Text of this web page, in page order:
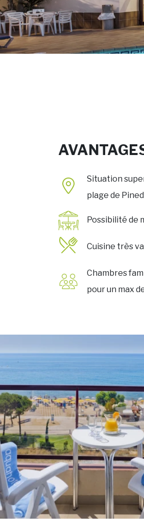
Situation
plage de
Possibilité de
Cuisine très
Chambres
pour un max